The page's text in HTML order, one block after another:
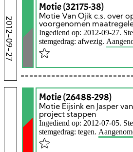
2012-09-27
Motie (32175-38)
Motie Van Ojik c.s. over
voorgenomen
Ingediend op: 2012-09-27.
stemgedrag: afwezig.
Motie (26488-298)
Motie Eijsink en Jasper
project stappen
Ingediend op: 2012-07-05.
stemgedrag: tegen.